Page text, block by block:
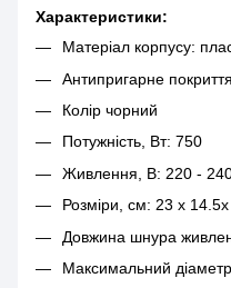
Характеристики:
Матеріал корпусу:
Антипригарне
Колір чорний
Потужність, Вт: 750
Живлення, В: 220 -
Розміри, см: 23 х
Довжина шнура
Максимальний